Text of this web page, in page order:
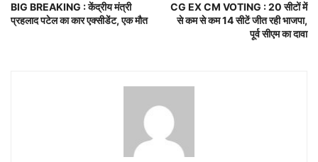
BIG BREAKING : केंद्रीय मंत्री
प्रहलाद पटेल का कार एक्सीडेंट, एक मौत
CG EX CM VOTING : 20 सीटों में
से कम से कम 14 सीटें जीत रही भाजपा,
पूर्व सीएम का दावा